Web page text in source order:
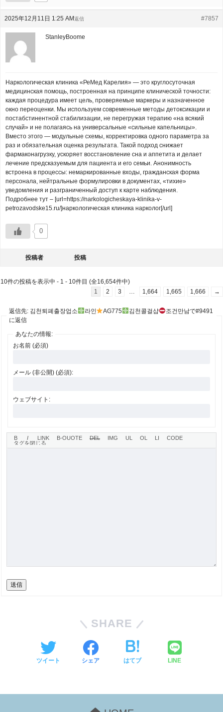
2025年12月11日 1:25 AM #7857
返信
StanleyBoome
Наркологическая клиника «РеМед Карелия» — это круглосуточная
медицинская помощь, построенная на принципе клинической точности:
каждая процедура имеет цель, проверяемые маркеры и назначенное
окно переоценки. Мы используем современные методы детоксикации и
постабстинентной стабилизации, не перегружая терапию «на всякий
случай» и не полагаясь на универсальные «сильные капельницы».
Вместо этого — модульные схемы, корректировка одного параметра за
раз и обязательная оценка результата. Такой подход снижает
фармаконагрузку, ускоряет восстановление сна и аппетита и делает
лечение предсказуемым для пациента и его семьи. Анонимность
встроена в процессы: немаркированные входы, гражданская форма
персонала, нейтральные формулировки в документах, «тихие»
уведомления и разграниченный доступ к карте наблюдения.
Подробнее тут – [url=https://narkologicheskaya-klinika-v-
petrozavodske15.ru/]наркологическая клиника нарколог[/url]
0
投稿者 投稿
10件の投稿を表示中 - 1 - 10件目 (全16,654件中)
1
2 3 … 1,664 1,665 1,666 →
返信先: 김천퇴폐출장업소 라인 AG775 김천콜걸샵
조건만남で#9491
に返信
あなたの情報:
お名前 (必須)
メール (非公開) (必須):
ウェブサイト:
送信
SHARE
ツイート シェア はてブ LINE